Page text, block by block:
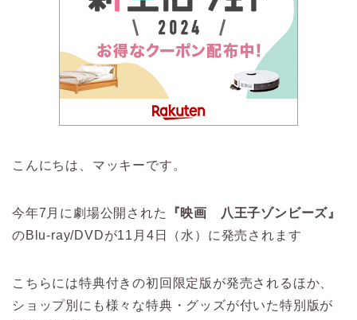
こんにちは、マッキーです。
今年7月に劇場公開された
『映画 八王子ゾンビーズ』
のBlu-ray/DVDが11月4日（水）に発売されます
こちらには特典付きの初回限定版が発売されるほか、
ショップ別にも様々な特典・グッズが付いた特別版が